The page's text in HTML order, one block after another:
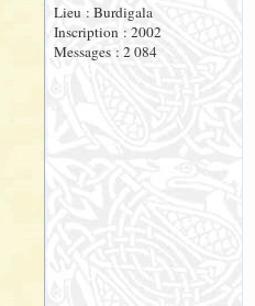
Lieu : Burdigala
Inscription : 2002
Messages : 2 084